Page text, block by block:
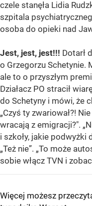
czele stanęła Lidia
szpitala
osoba do opieki nad
Jest, jest, jest!!! Dotarł
o Grzegorzu Schetynie.
ale to o przyszłym
Działacz PO stracił
do Schetyny i mówi, że
„Czyś ty zwariował?!
wracają z emigracji?".
i szkoły, jakie podwyżki
„Też nie”. „To może
sobie włącz TVN i
Więcej możesz